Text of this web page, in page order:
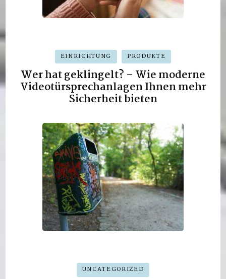
EINRICHTUNG PRODUKTE
Wer hat geklingelt? – Wie moderne
Videotürsprechanlagen Ihnen mehr
Sicherheit bieten
UNCATEGORIZED